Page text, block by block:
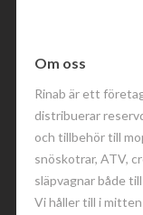
Om oss
Rinab är ett
distribuerar
och tillbehör till
snöskotrar, ATV,
släpvagnar både
Vi håller till i